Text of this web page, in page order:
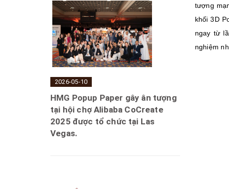
tượng
khối 3D
ngay từ
nghiệm
2026-05-10
HMG Popup Paper gây ân tượng
tại hội chợ Alibaba CoCreate
2025 được tổ chức tại Las
Vegas.